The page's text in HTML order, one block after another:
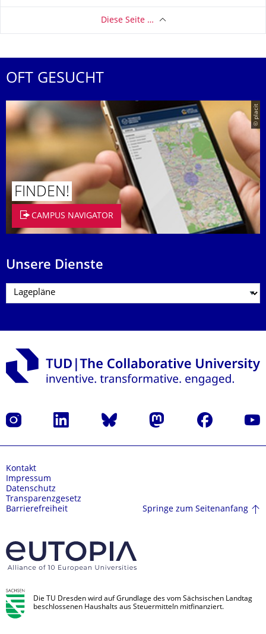
Diese Seite …
OFT GESUCHT
© placit
FINDEN!
CAMPUS NAVIGATOR
Unsere Dienste
Instagram LinkedIn Bluesky Mastodon Facebook
Kontakt
Impressum
Datenschutz
Transparenzgesetz
Barrierefreiheit
Springe zum Seitenanfang
Die TU Dresden wird auf Grundlage des vom Sächsischen Landtag
beschlossenen Haushalts aus Steuermitteln mitfinanziert.